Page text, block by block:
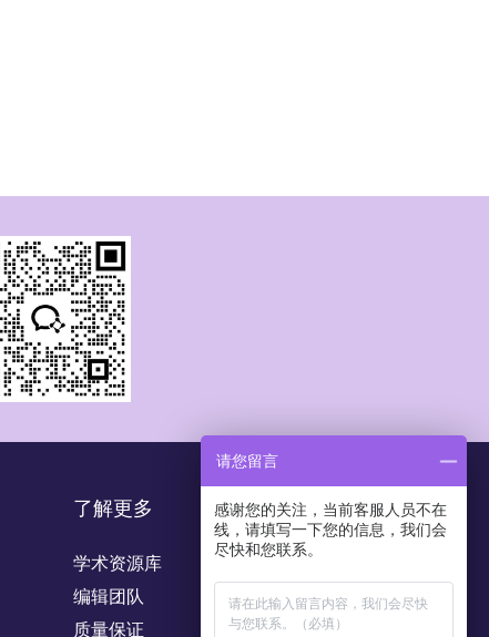
了解更多
学术资源库
编辑团队
质量保证
请您留言
感谢您的关注，当前客服人员不在
线，请填写一下您的信息，我们会
尽快和您联系。